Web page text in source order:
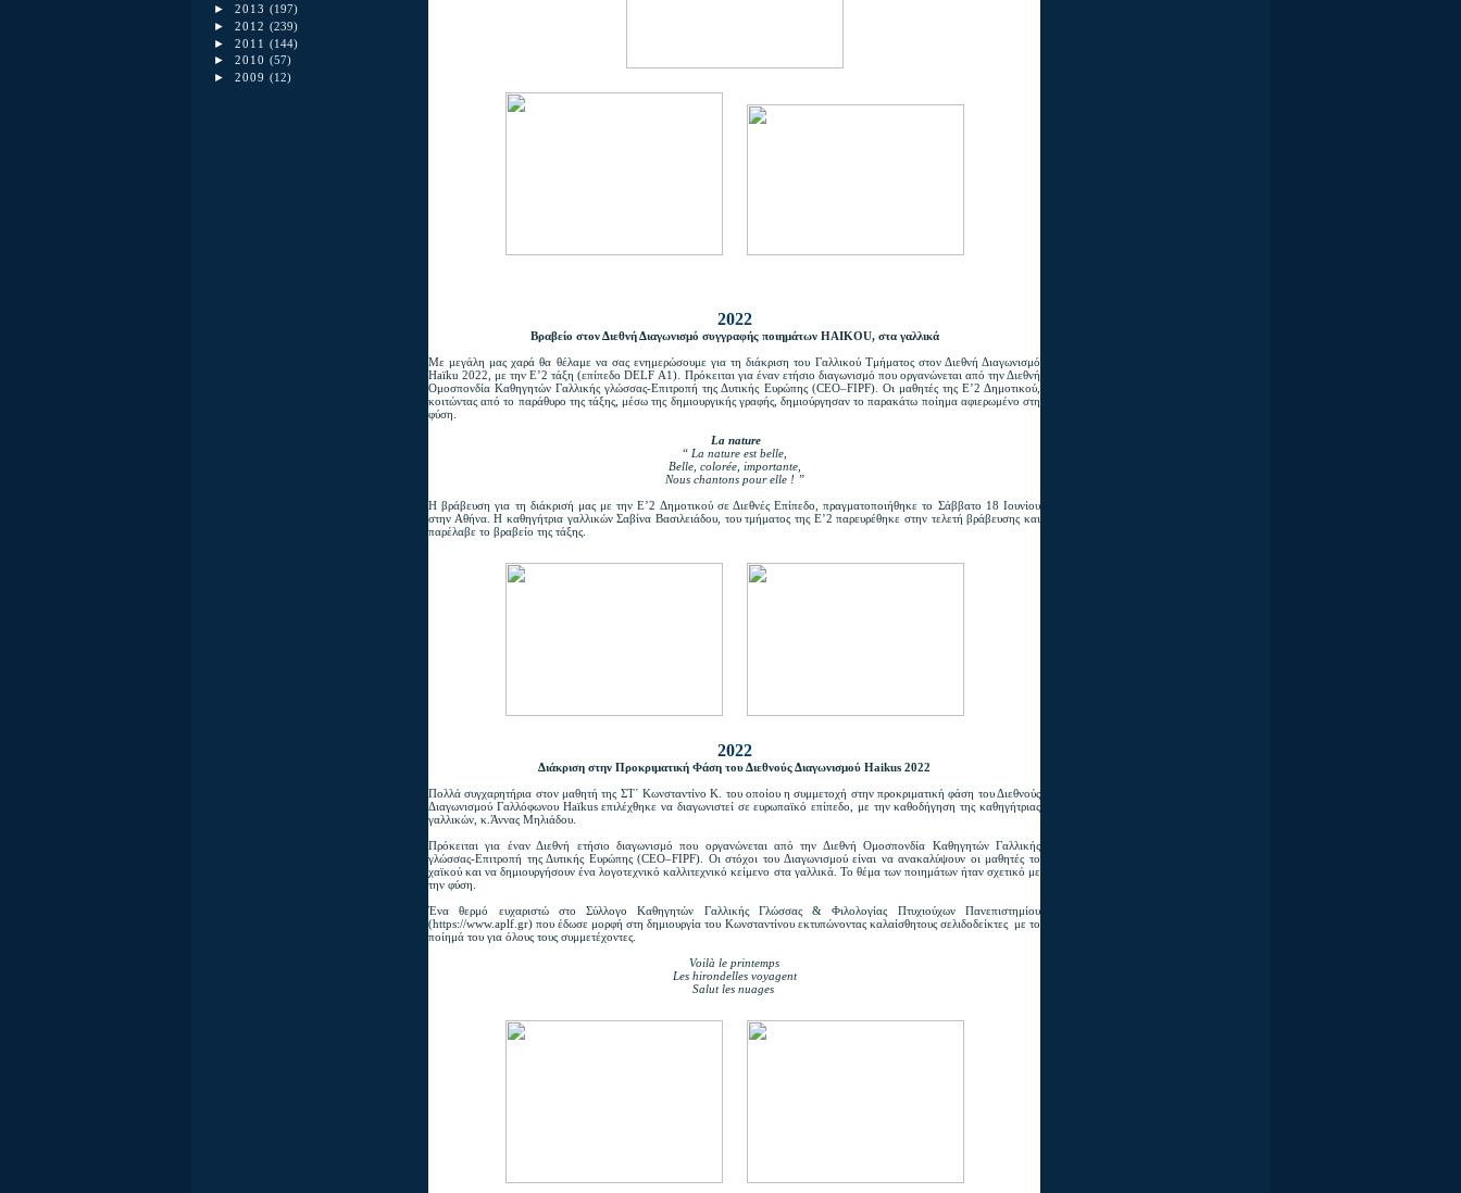
► 2013 (197)
► 2012 (239)
► 2011 (144)
► 2010 (57)
► 2009 (12)
2022
Βραβείο στον Διεθνή Διαγωνισμό συγγραφής ποιημάτων HAIKOU, στα γαλλικά
Με μεγάλη μας χαρά θα θέλαμε να σας ενημερώσουμε για τη διάκριση του Γαλλικού Τμήματος στον Διεθνή Διαγωνισμό
Haïku 2022, με την Ε’2 τάξη (επίπεδο DELF Α1). Πρόκειται για έναν ετήσιο διαγωνισμό που οργανώνεται από την Διεθνή
Ομοσπονδία Καθηγητών Γαλλικής γλώσσας-Επιτροπή της Δυτικής Ευρώπης (CEO–FIPF). Οι μαθητές της Ε’2 Δημοτικού,
κοιτώντας από το παράθυρο της τάξης, μέσω της δημιουργικής γραφής, δημιούργησαν το παρακάτω ποίημα αφιερωμένο στη
φύση.
La nature
“ La nature est belle,
Belle, colorée, importante,
Nous chantons pour elle ! ”
Η βράβευση για τη διάκρισή μας με την Ε’2 Δημοτικού σε Διεθνές Επίπεδο, πραγματοποιήθηκε το Σάββατο 18 Ιουνίου
στην Αθήνα. Η καθηγήτρια γαλλικών Σαβίνα Βασιλειάδου, του τμήματος της Ε’2 παρευρέθηκε στην τελετή βράβευσης και
παρέλαβε το βραβείο της τάξης.
2022
Διάκριση στην Προκριματική Φάση του Διεθνούς Διαγωνισμού Haikus 2022
Πολλά συγχαρητήρια στον μαθητή της ΣΤ΄ Κωνσταντίνο Κ. του οποίου η συμμετοχή στην προκριματική φάση του Διεθνούς
Διαγωνισμού Γαλλόφωνου Haïkus επιλέχθηκε να διαγωνιστεί σε ευρωπαϊκό επίπεδο, με την καθοδήγηση της καθηγήτριας
γαλλικών, κ.Άννας Μηλιάδου.
Πρόκειται για έναν Διεθνή ετήσιο διαγωνισμό που οργανώνεται από την Διεθνή Ομοσπονδία Καθηγητών Γαλλικής
γλώσσας-Επιτροπή της Δυτικής Ευρώπης (CEO–FIPF). Οι στόχοι του Διαγωνισμού είναι να ανακαλύψουν οι μαθητές το
χαϊκού και να δημιουργήσουν ένα λογοτεχνικό καλλιτεχνικό κείμενο στα γαλλικά. Το θέμα των ποιημάτων ήταν σχετικό με
την φύση.
Ένα θερμό ευχαριστώ στο Σύλλογο Καθηγητών Γαλλικής Γλώσσας & Φιλολογίας Πτυχιούχων Πανεπιστημίου
(https://www.aplf.gr) που έδωσε μορφή στη δημιουργία του Κωνσταντίνου εκτυπώνοντας καλαίσθητους σελιδοδείκτες με το
ποίημά του για όλους τους συμμετέχοντες.
Voilà le printemps
Les hirondelles voyagent
Salut les nuages